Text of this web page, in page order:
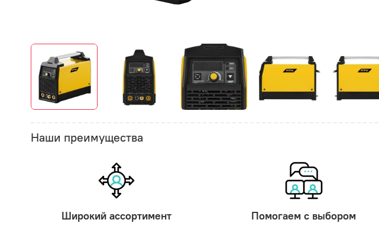
Наши преимущества
Широкий ассортимент
Помогаем с выбором